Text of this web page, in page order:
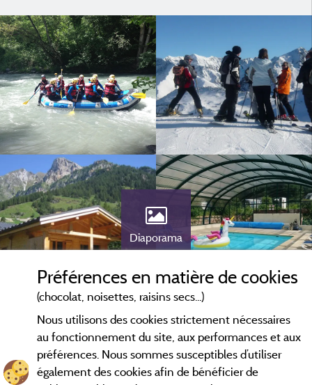
Diaporama
Préférences en matière de cookies
(chocolat, noisettes, raisins secs...)
Nous utilisons des cookies strictement nécessaires
au fonctionnement du site, aux performances et aux
préférences. Nous sommes susceptibles d’utiliser
également des cookies afin de bénéficier de